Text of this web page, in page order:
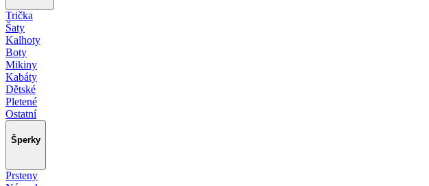
Trička
Šaty
Kalhoty
Boty
Mikiny
Kabáty
Dětské
Pletené
Ostatní
Šperky
Prsteny